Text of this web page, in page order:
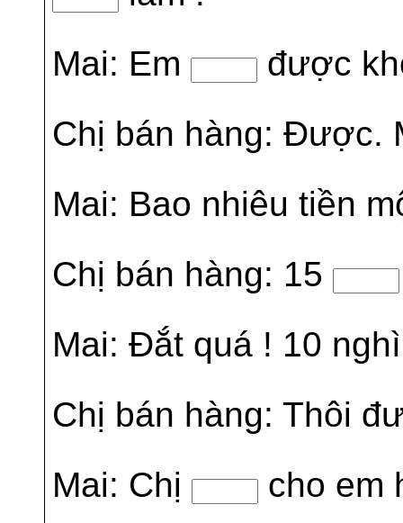
Mai: Em
được
Chị bán hàng: Được.
Mai: Bao nhiêu tiền
Chị bán hàng: 15
Mai: Đắt quá ! 10
Chị bán hàng: Thôi
Mai: Chị
cho em